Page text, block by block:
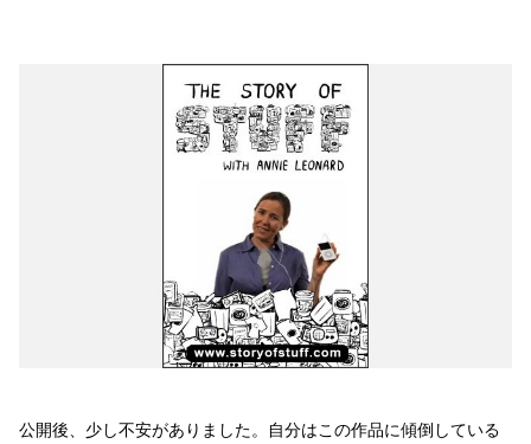
公開後、少し不安がありました。自分はこの作品に傾倒している